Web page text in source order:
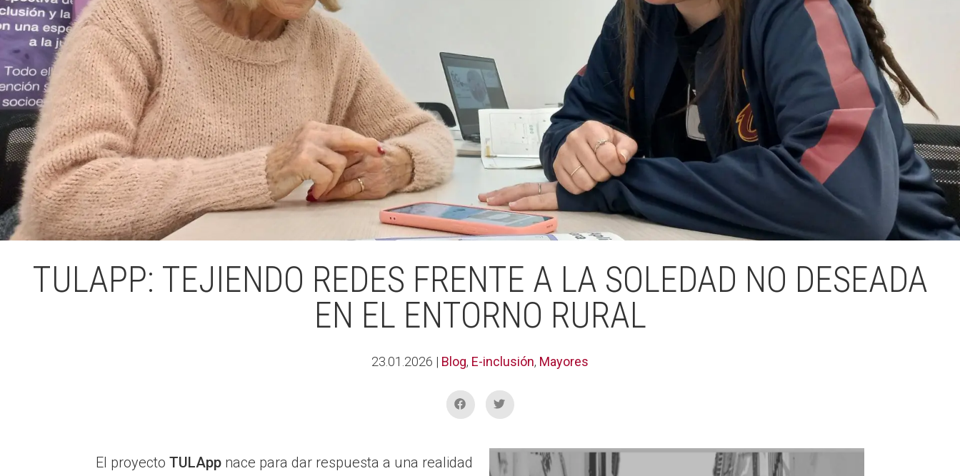
TULAPP: TEJIENDO REDES FRENTE A LA SOLEDAD NO DESEADA
EN EL ENTORNO RURAL
23.01.2026 | Blog, E-inclusión, Mayores
El proyectoTULApp nace para dar respuesta a una realidad